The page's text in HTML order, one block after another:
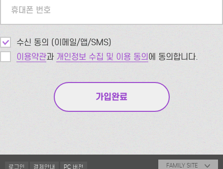
휴대폰 번호
수신 동의 (이메일/앱/SMS)
이용약관과 개인정보 수집 및 이용 동의에 동의합니다.
로그인 결제안내 PC 버전 FAMILY SITE